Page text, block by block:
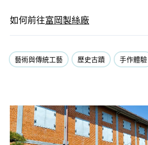
如何前往富岡製絲廠
藝術與傳統工藝 歷史古蹟 手作體驗